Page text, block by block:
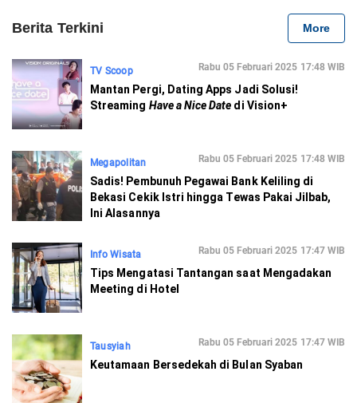
Berita Terkini More
TV Scoop Rabu 05 Februari 2025 17:48 WIB
Mantan Pergi, Dating Apps Jadi Solusi!
Streaming Have a Nice Date di Vision+
Megapolitan Rabu 05 Februari 2025 17:48 WIB
Sadis! Pembunuh Pegawai Bank Keliling di
Bekasi Cekik Istri hingga Tewas Pakai Jilbab,
Ini Alasannya
Info Wisata Rabu 05 Februari 2025 17:47 WIB
Tips Mengatasi Tantangan saat Mengadakan
Meeting di Hotel
Tausyiah Rabu 05 Februari 2025 17:47 WIB
Keutamaan Bersedekah di Bulan Syaban